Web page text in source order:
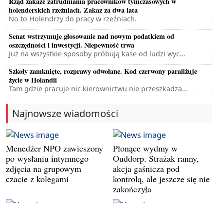
holenderskich rzeźniach. Zakaz za dwa lata
No to Holendrzy do pracy w rzeźniach.
Senat wstrzymuje głosowanie nad nowym podatkiem od
oszczędności i inwestycji. Niepewność trwa
Już na wszystkie sposoby próbują kase od ludzi wyc...
Szkoły zamknięte, rozprawy odwołane. Kod czerwony paraliżuje
życie w Holandii
Tam gdzie pracuje nic kierownictwu nie przeszkadza...
Najnowsze wiadomości
Menedżer NPO zawieszony
po wysłaniu intymnego
zdjęcia na grupowym
czacie z kolegami
Płonące wydmy w
Ouddorp. Strażak ranny,
akcja gaśnicza pod
kontrolą, ale jeszcze się nie
zakończyła